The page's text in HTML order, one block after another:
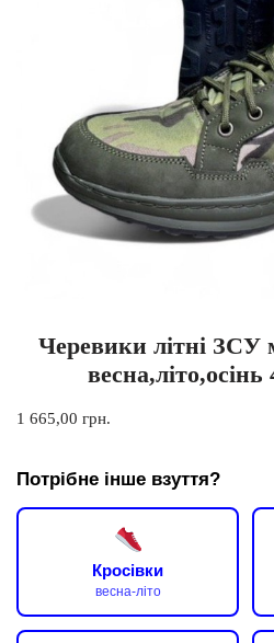
Черевики літні ЗСУ
весна,літо,осінь
1 665,00 грн.
Потрібне інше взуття?
Кросівки
весна-літо